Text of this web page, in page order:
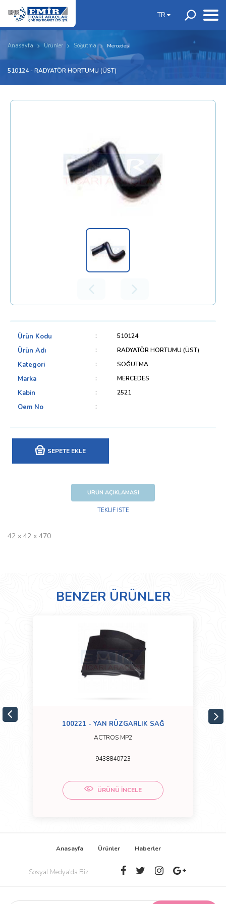
TR
Anasayfa Ürünler Soğutma Mercedes
510124 - RADYATÖR HORTUMU (ÜST)
Ürün Kodu 510124
Ürün Adı RADYATÖR HORTUMU (ÜST)
Kategori SOĞUTMA
Marka MERCEDES
Kabin 2521
Oem No
SEPETE EKLE
ÜRÜN AÇIKLAMASI
TEKLİF İSTE
42 x 42 x 470
BENZER ÜRÜNLER
100221 - YAN RÜZGARLIK SAĞ
ACTROS MP2
9438840723
ÜRÜNÜ İNCELE
Anasayfa Ürünler Haberler
Sosyal Medya'da Biz